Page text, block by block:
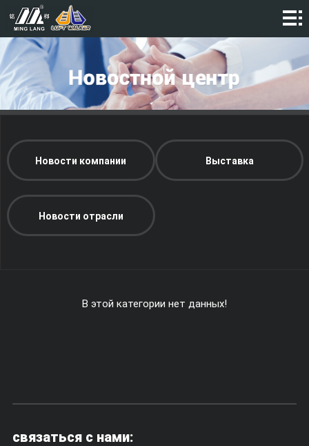
ДОМ
КОМПАНИЯ
продукты
ВИДЕО
Новости
КОНТАКТ
Новости компании Выставка
Новости отрасли
В этой категории нет данных!
связаться с нами: